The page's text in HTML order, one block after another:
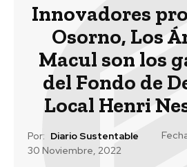
Innovadores
Osorno, Los
Macul son los
del Fondo de
Local Henri
Por: Diario Sustentable
30 Noviembre, 2022